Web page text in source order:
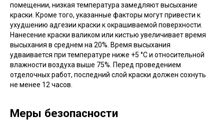
помещении, низкая температура замедляют высыхание
краски. Кроме того, указанные факторы могут привести к
ухудшению адгезии краски к окрашиваемой поверхности.
Нанесение краски валиком или кистью увеличивает время
высыхания в среднем на 20%. Время высыхания
удваивается при температуре ниже +5 °С и относительной
влажности воздуха выше 75%. Перед проведением
отделочных работ, последний слой краски должен сохнуть
не менее 12 часов.
Меры безопасности